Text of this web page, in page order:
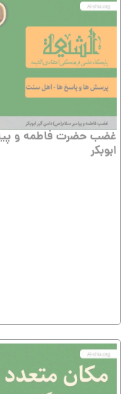
غضب حضرت فاطمه و
ابوبکر